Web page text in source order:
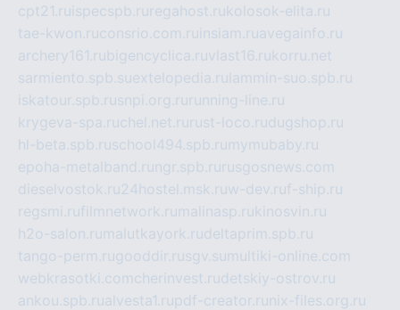
cpt21.ru ispecspb.ru regahost.rukolosok-elita.ru
tae-kwon.ruconsrio.com.ru insiam.ruavegainfo.ru
archery161.rubigencyclica.ruvlast16.rukorru.net
sarmiento.spb.suextelopedia.ru lammin-suo.spb.ru
iskatour.spb.rusnpi.org.ru running-line.ru
krygeva-spa.ruchel.net.ru rust-loco.rudugshop.ru
hl-beta.spb.ruschool494.spb.ru mymubaby.ru
epoha-metalband.ru ngr.spb.ru rusgosnews.com
dieselvostok.ru24hostel.msk.ruw-dev.ruf-ship.ru
regsmi.rufilmnetwork.ru malinasp.rukinosvin.ru
h2o-salon.ru malutkayork.rudeltaprim.spb.ru
tango-perm.rugooddir.rusgv.su multiki-online.com
webkrasotki.comcherinvest.rudetskiy-ostrov.ru
ankou.spb.rualvesta1.rupdf-creator.ru nix-files.org.ru